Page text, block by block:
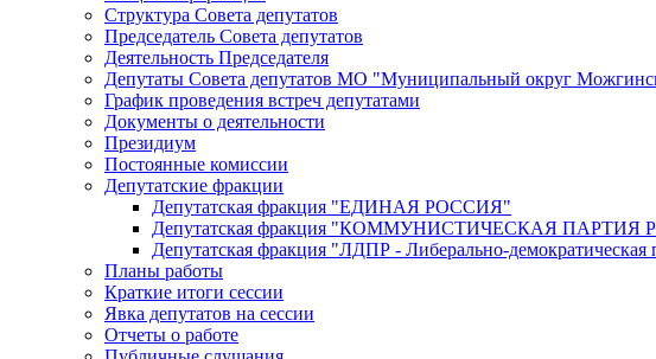
Структура Совета депутатов
Председатель Совета депутатов
Деятельность Председателя
Депутаты Совета депутатов МО "Муниципальный округ
График проведения встреч депутатами
Документы о деятельности
Президиум
Постоянные комиссии
Депутатские фракции
Депутатская фракция "ЕДИНАЯ РОССИЯ"
Депутатская фракция "КОММУНИСТИЧЕСКАЯ
Депутатская фракция "ЛДПР - Либерально-демократическая
Планы работы
Краткие итоги сессии
Явка депутатов на сессии
Отчеты о работе